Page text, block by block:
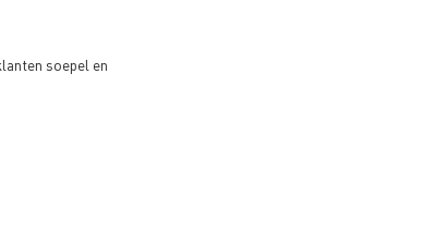
soepel en